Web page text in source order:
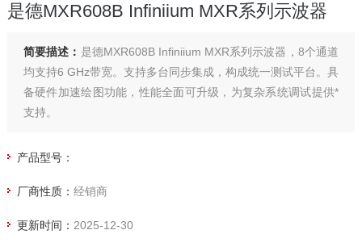
是德MXR608B Infiniium MXR系列示波器
简要描述： 是德MXR608B Infiniium MXR系列示波器，8个通道
均支持6 GHz带宽。支持多台同步集成，构成统一测试平台。具
备硬件加速绘图功能，性能全面可升级，为复杂系统调试提供*
支持。
产品型号：
厂商性质： 经销商
更新时间： 2025-12-30